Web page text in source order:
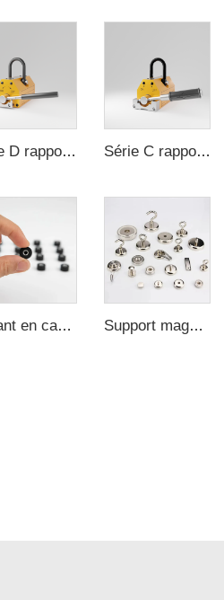
Série D rapport de sécurité 3,5 fois certification CE ma Série C rapport de sécurité 3,5 fois certification CE ma
Aimant en caoutchouc étanche durable Support magnétique pot avec force d'attraction forte